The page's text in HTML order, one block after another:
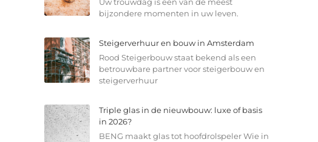
bijzondere momenten in uw leven.
Steigerverhuur en bouw in Amsterdam
Rood Steigerbouw staat bekend als een
betrouwbare partner voor steigerbouw en
steigerverhuur
Triple glas in de nieuwbouw: luxe of basis
in 2026?
BENG maakt glas tot hoofdrolspeler Wie in